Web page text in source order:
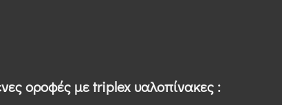
οροφές με triplex υαλοπίνακες :